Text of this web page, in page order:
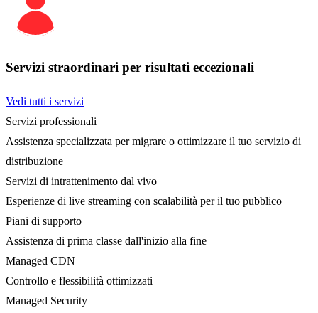
Servizi straordinari per risultati eccezionali
Vedi tutti i servizi
Servizi professionali
Assistenza specializzata per migrare o ottimizzare il tuo servizio di
distribuzione
Servizi di intrattenimento dal vivo
Esperienze di live streaming con scalabilità per il tuo pubblico
Piani di supporto
Assistenza di prima classe dall'inizio alla fine
Managed CDN
Controllo e flessibilità ottimizzati
Managed Security